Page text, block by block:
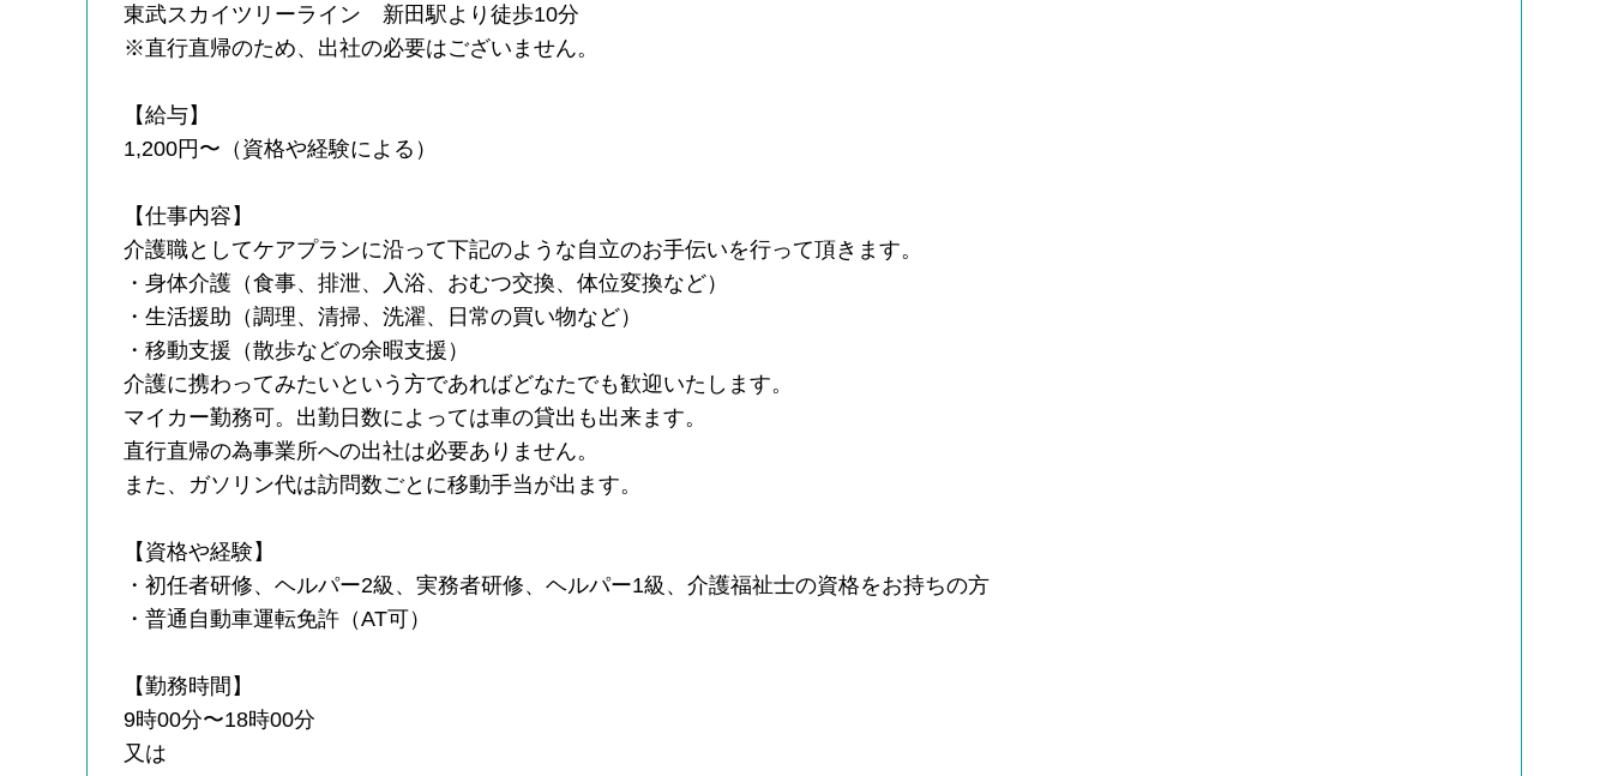
東武スカイツリーライン 新田駅より徒歩10分
※直行直帰のため、出社の必要はございません。
【給与】
1,200円〜（資格や経験による）
【仕事内容】
介護職としてケアプランに沿って下記のような自立のお手伝いを行って頂きます。
・身体介護（食事、排泄、入浴、おむつ交換、体位変換など）
・生活援助（調理、清掃、洗濯、日常の買い物など）
・移動支援（散歩などの余暇支援）
介護に携わってみたいという方であればどなたでも歓迎いたします。
マイカー勤務可。出勤日数によっては車の貸出も出来ます。
直行直帰の為事業所への出社は必要ありません。
また、ガソリン代は訪問数ごとに移動手当が出ます。
【資格や経験】
・初任者研修、ヘルパー2級、実務者研修、ヘルパー1級、介護福祉士の資格をお持ちの方
・普通自動車運転免許（AT可）
【勤務時間】
9時00分〜18時00分
又は